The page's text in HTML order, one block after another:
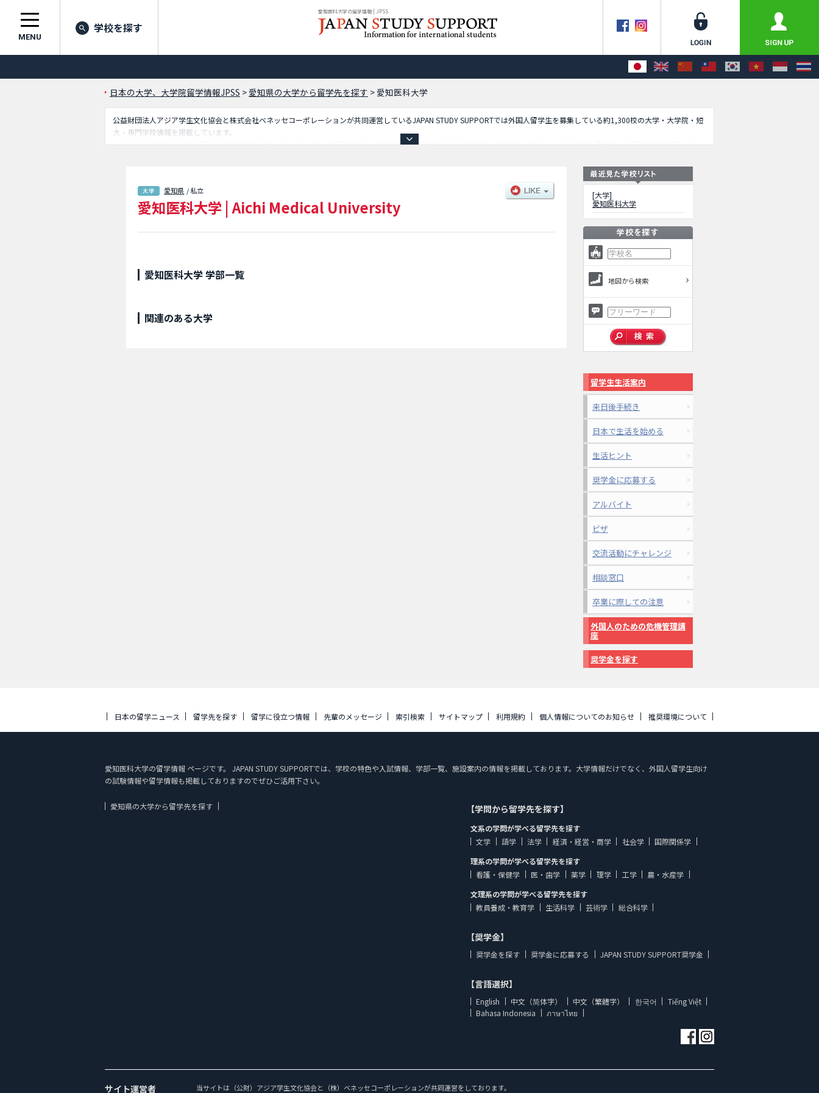
愛知医科大学の留学情報 | JPSS
MENU
学校を探す
日本の大学、大学院留学情報JPSS > 愛知県の大学から留学先を探す > 愛知医科大学
公益財団法人アジア学生文化協会と株式会社ベネッセコーポレーションが共同運営しているJAPAN STUDY SUPPORTでは外国人留学生を募集している約1,300校の大学・大学院・短
大・専門学校情報を掲載しています。
こちらでは愛知医科大学に関する詳細情報を記載しており、等、学部別情報や、募集定員や合格者数など入試情報、施設案内、アクセスなど外国人留学生に必要な情報を掲載してい
愛知県 / 私立
愛知医科大学 |Aichi Medical University
愛知医科大学 学部一覧
関連のある大学
[大学]
愛知医科大学
地図から検索
留学生生活案内
来日後手続き
日本で生活を始める
生活ヒント
奨学金に応募する
アルバイト
ビザ
交流活動にチャレンジ
相談窓口
卒業に際しての注意
外国人のための危機管理講
座
奨学金を探す
日本の留学ニュース 留学先を探す 留学に役立つ情報 先輩のメッセージ 索引検索 サイトマップ 利用規約 個人情報についてのお知らせ 推奨環境について
愛知医科大学の留学情報 ページです。 JAPAN STUDY SUPPORTでは、学校の特色や入試情報、学部一覧、施設案内の情報を掲載しております。大学情報だけでなく、外国人留学生向け
の試験情報や留学情報も掲載しておりますのでぜひご活用下さい。
愛知県の大学から留学先を探す 【学問から留学先を探す】
文系の学問が学べる留学先を探す
文学
語学 法学 経済・経営・商学 社会学
国際関係学
理系の学問が学べる留学先を探す
看護・保健学
医・歯学 薬学 理学 工学
農・水産学
文理系の学問が学べる留学先を探す
教員養成・教育学
生活科学 芸術学 総合科学
【奨学金】
奨学金を探す 奨学金に応募する JAPAN STUDY SUPPORT奨学金
【言語選択】
English 中文（简体字） 中文（繁體字） 한국어
Tiếng Việt
Bahasa Indonesia
ภาษาไทย
サイト運営者 当サイトは（公財）アジア学生文化協会と（株）ベネッセコーポレーションが共同運営をしております。